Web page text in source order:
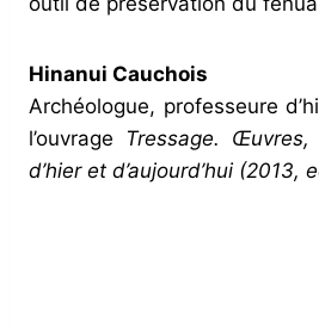
Hinanui Cauchois
Archéologue, professeure
l’ouvrage Tressage.
d’hier et d’aujourd’hui (2013,